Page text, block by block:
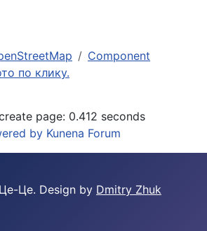
Component
по клику.
page: 0.412 seconds
by Kunena Forum
Це. Design by Dmitry Zhuk